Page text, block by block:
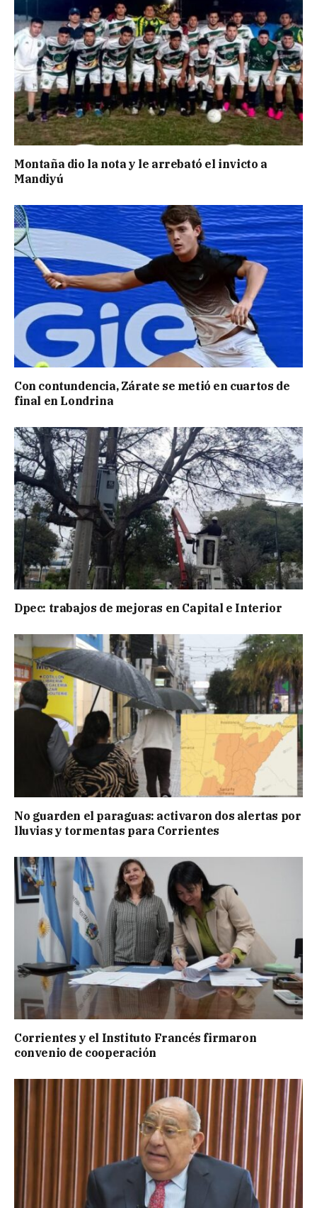
Montaña dio la nota y le arrebató el invicto a
Mandiyú
Con contundencia, Zárate se metió en cuartos de
final en Londrina
Dpec: trabajos de mejoras en Capital e Interior
No guarden el paraguas: activaron dos alertas por
lluvias y tormentas para Corrientes
Corrientes y el Instituto Francés firmaron
convenio de cooperación